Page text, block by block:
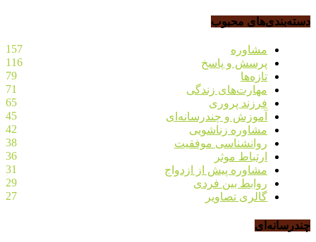
دسته‌بندی‌های محبوب
مشاوره
157
پرسش و پاسخ
116
تازه‌ها
79
مهارت‌های زندگی
71
فرزند پروری
65
آموزش و چندرسانه‌ای
45
مشاوره زناشویی
42
روانشناسی موفقیت
38
ارتباط موثر
36
مشاوره پیش از ازدواج
31
روابط بین فردی
29
گالری تصاویر
27
چندرسانه‌ای